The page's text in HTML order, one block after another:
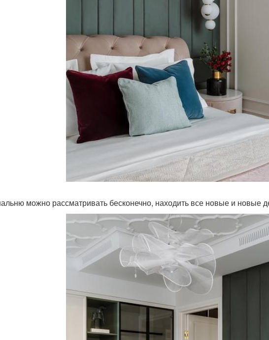
можно рассматривать бесконечно, находить все новые и новые